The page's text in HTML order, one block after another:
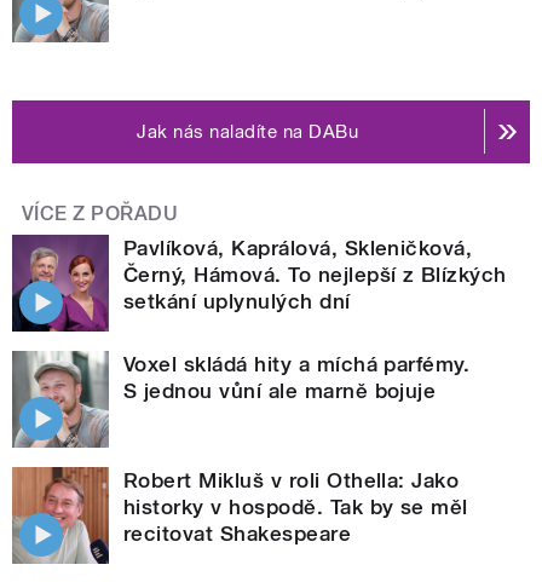
Jak nás naladíte na DABu
VÍCE Z POŘADU
Pavlíková, Kaprálová, Skleničková,
Černý, Hámová. To nejlepší z Blízkých
setkání uplynulých dní
Voxel skládá hity a míchá parfémy.
S jednou vůní ale marně bojuje
Robert Mikluš v roli Othella: Jako
historky v hospodě. Tak by se měl
recitovat Shakespeare